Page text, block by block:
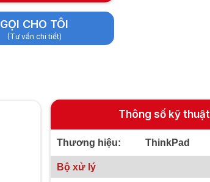
GỌI CHO TÔI
(Tư vấn chi tiết)
Thông số kỹ thuật
Thương hiệu: ThinkPad
Bộ xử lý